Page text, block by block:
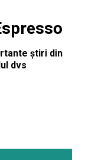
știri din
dvs